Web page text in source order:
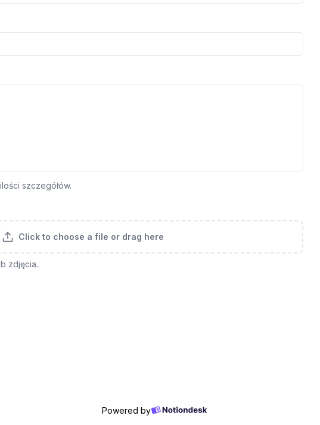
szczegółów.
Click to choose a file or drag here
zdjęcia.
Powered by